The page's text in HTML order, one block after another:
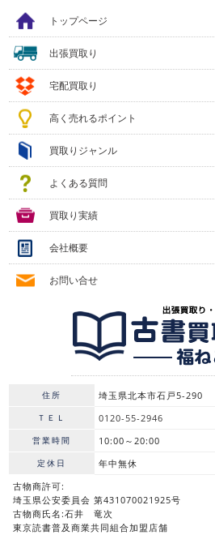
トップページ
出張買取り
宅配買取り
高く売れるポイント
買取りジャンル
よくある質問
買取り実績
会社概要
お問い合せ
住所 埼玉県北本市石戸5-290
ＴＥＬ 0120-55-2946
営業時間 10:00～20:00
定休日
年中無休
古物商許可:
埼玉県公安委員会 第431070021925号
古物商氏名:石井 竜次
東京読書普及商業共同組合加盟店舗